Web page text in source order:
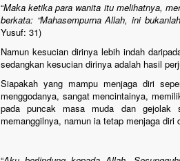
“Maka ketika para wanita itu melihatnya,
berkata: “Mahasempurna Allah, ini
Yusuf: 31)
Namun kesucian dirinya lebih indah
sedangkan kesucian dirinya adalah hasil
Siapakah yang mampu menjaga diri
menggodanya, sangat mencintainya,
pada puncak masa muda dan gejolak
memanggilnya, namun ia tetap menjaga diri